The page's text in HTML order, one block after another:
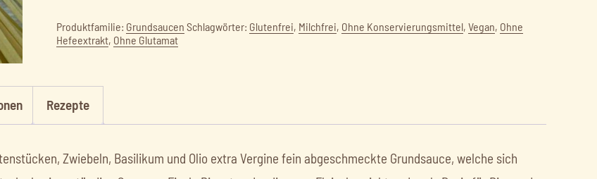
Produktfamilie: Grundsaucen Schlagwörter: Glutenfrei, Milchfrei, Ohne Konservierungsmittel, Vegan, Ohne
Hefeextrakt, Ohne Glutamat
Rezepte
Zwiebeln, Basilikum und Olio extra Vergine fein abgeschmeckte Grundsauce, welche sich